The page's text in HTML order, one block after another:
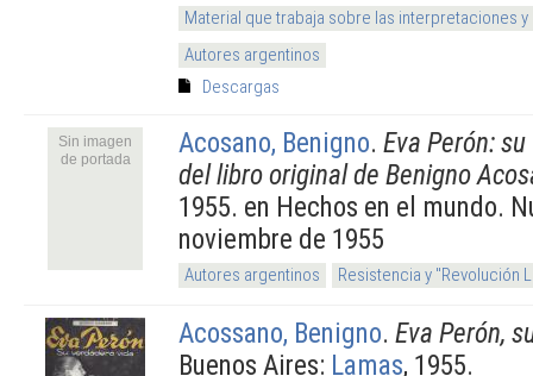
Material que trabaja sobre las interpretaciones
Autores argentinos
Descargas
Sin imagen
de portada
Acosano, Benigno. Eva Perón:
del libro original de Benigno
1955. en Hechos en el mundo.
noviembre de 1955
Autores argentinos Resistencia y "Revolución
Acossano, Benigno. Eva Perón,
Buenos Aires: Lamas, 1955.